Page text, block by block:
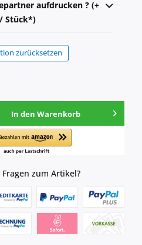
aufdrucken ? (+
Stück*)
zurücksetzen
In den Warenkorb
Fragen zum Artikel?